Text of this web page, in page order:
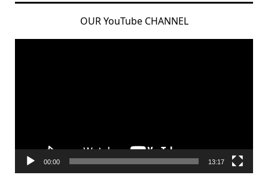
OUR YouTube CHANNEL
00:00 13:17